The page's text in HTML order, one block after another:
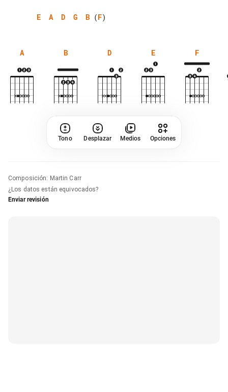
E A D G B (F
A B D E F
Tono Desplazar Medios Opciones
Composición: Martin Carr
¿Los datos están equivocados?
Enviar revisión